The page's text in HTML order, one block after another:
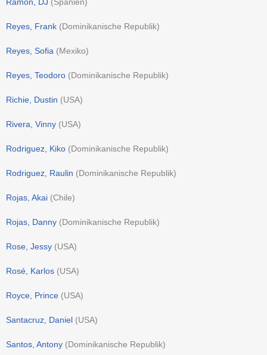
Reyes, Frank (Dominikanische Republik)
Reyes, Sofia (Mexiko)
Reyes, Teodoro (Dominikanische Republik)
Richie, Dustin (USA)
Rivera, Vinny (USA)
Rodriguez, Kiko (Dominikanische Republik)
Rodriguez, Raulin (Dominikanische Republik)
Rojas, Akai (Chile)
Rojas, Danny (Dominikanische Republik)
Rose, Jessy (USA)
Rosé, Karlos (USA)
Royce, Prince (USA)
Santacruz, Daniel (USA)
Santos, Antony (Dominikanische Republik)